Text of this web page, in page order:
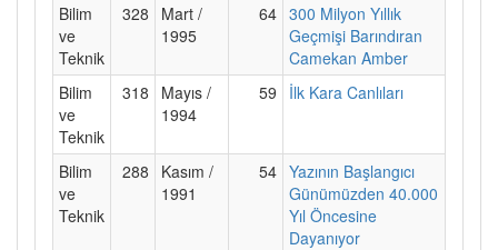
Bilim
ve
Teknik
328
Mart /
1995
64 300 Milyon Yıllık
Geçmişi Barındıran
Camekan Amber
Bilim
ve
Teknik
318
Mayıs /
1994
59 İlk Kara Canlıları
Bilim
ve
Teknik
288
Kasım /
1991
54 Yazının Başlangıcı
Günümüzden 40.000
Yıl Öncesine
Dayanıyor